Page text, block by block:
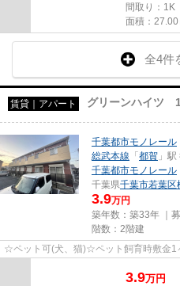
間取り：1K
面積：27.00
全4件
賃貸｜アパート グリーンハイツ
千葉都市モノレール
総武本線 「都賀 」
千葉都市モノレール
千葉県千葉市若葉区
3.9万円
築年数：築33年 ｜募
階数：2階建
☆ペット可(犬、猫)☆ペット飼育時敷金1
3.9万円